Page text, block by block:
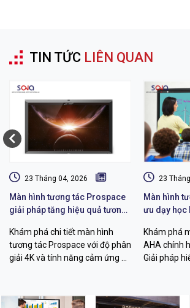
TIN TỨC LIÊN QUAN
23 Tháng 04, 2026
Màn hình tương tác Prospace
giải pháp tăng hiệu quả tương
Khám phá chi tiết màn hình
tương tác Prospace với độ phân
giải 4K và tính năng cảm ứng đa
hiện đại
23
Màn hình
ưu dạy học
Khám phá
AHA chính
Giải pháp
doanh